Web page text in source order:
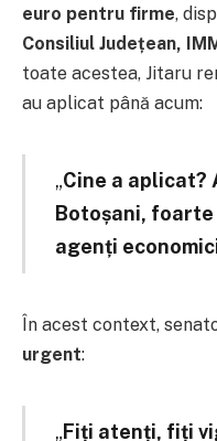
euro pentru firme,
Consiliul Județean,
toate acestea, Jitaru
au aplicat până acum:
„Cine a aplicat?
Botoșani,
agenți
În acest context,
urgent:
„Fiți atenți, fiți